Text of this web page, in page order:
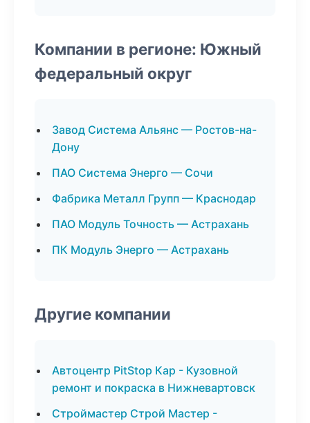
Компании в регионе: Южный
федеральный округ
Завод Система Альянс — Ростов-на-
Дону
ПАО Система Энерго — Сочи
Фабрика Металл Групп — Краснодар
ПАО Модуль Точность — Астрахань
ПК Модуль Энерго — Астрахань
Другие компании
Автоцентр PitStop Кар - Кузовной
ремонт и покраска в Нижневартовск
Строймастер Строй Мастер -